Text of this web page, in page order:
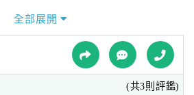
全部展開
(共3則評鑑)